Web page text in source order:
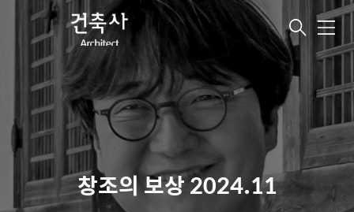
메
뉴
창조의 보상 2024.11